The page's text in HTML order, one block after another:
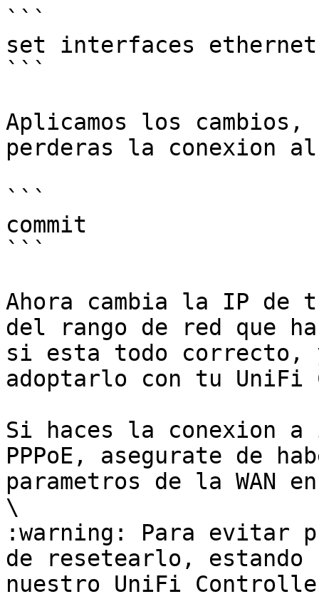
```
set interfaces ethernet
```
Aplicamos los
perderas la conexion al
```
commit
```
Ahora cambia la IP de
del rango de red que
si esta todo correcto,
adoptarlo con tu
Si haces la conexion
PPPoE, asegurate de
parametros de la WAN
\
:warning: Para evitar
de resetearlo,
nuestro UniFi